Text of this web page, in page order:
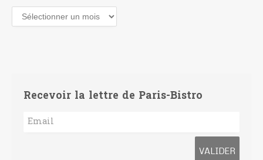
Archives
Recevoir la lettre de Paris-Bistro